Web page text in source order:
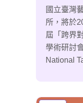
國立臺灣
所，將於
屆「跨界
學術研討
National